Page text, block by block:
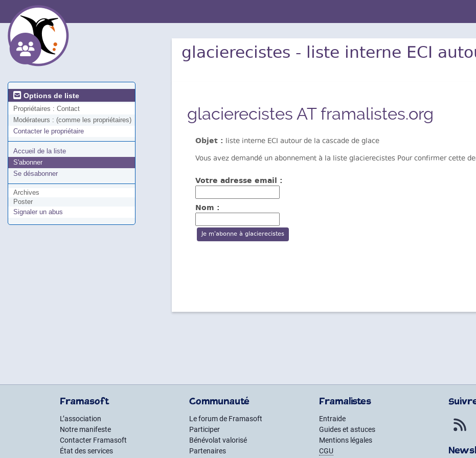
glacierecistes - liste interne ECI
Options de liste
Propriétaires : Contact
Modérateurs : (comme les propriétaires)
Contacter le propriétaire
Accueil de la liste
S'abonner
Se désabonner
Archives
Poster
Signaler un abus
glacierecistes AT framalistes.org
Objet : liste interne ECI autour de la cascade de glace
Vous avez demandé un abonnement à la liste glacierecistes Pour confirmer cette
Votre adresse email :
Nom :
Framasoft
L’association
Notre manifeste
Contacter Framasoft
État des services
Communauté
Le forum de Framasoft
Participer
Bénévolat valorisé
Partenaires
Framalistes
Entraide
Guides et astuces
Mentions légales
CGU